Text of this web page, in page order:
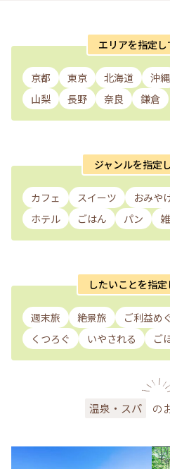
エリアを指定
京都 東京 北海道 沖縄
山梨
長野 奈良 鎌倉
ジャンルを指定
カフェ スイーツ おみや
ホテル
ごはん パン
したいことを指
週末旅 絶景旅 ご利益め
くつろぐ
いやされる ご
温泉・スパ の